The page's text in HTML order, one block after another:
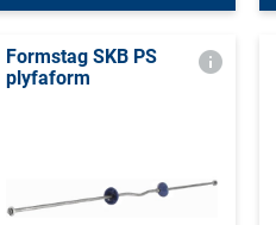
Formstag SKB PS
plyfaform